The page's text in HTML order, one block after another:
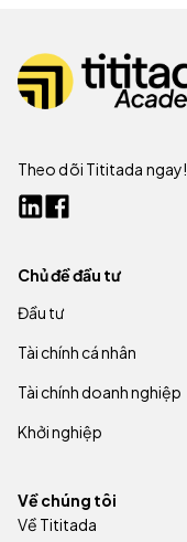
Theo dõi Tititada ngay!
Chủ đề đầu tư
Đầu tư
Tài chính cá nhân
Tài chính doanh nghiệp
Khởi nghiệp
Về chúng tôi
Về Tititada